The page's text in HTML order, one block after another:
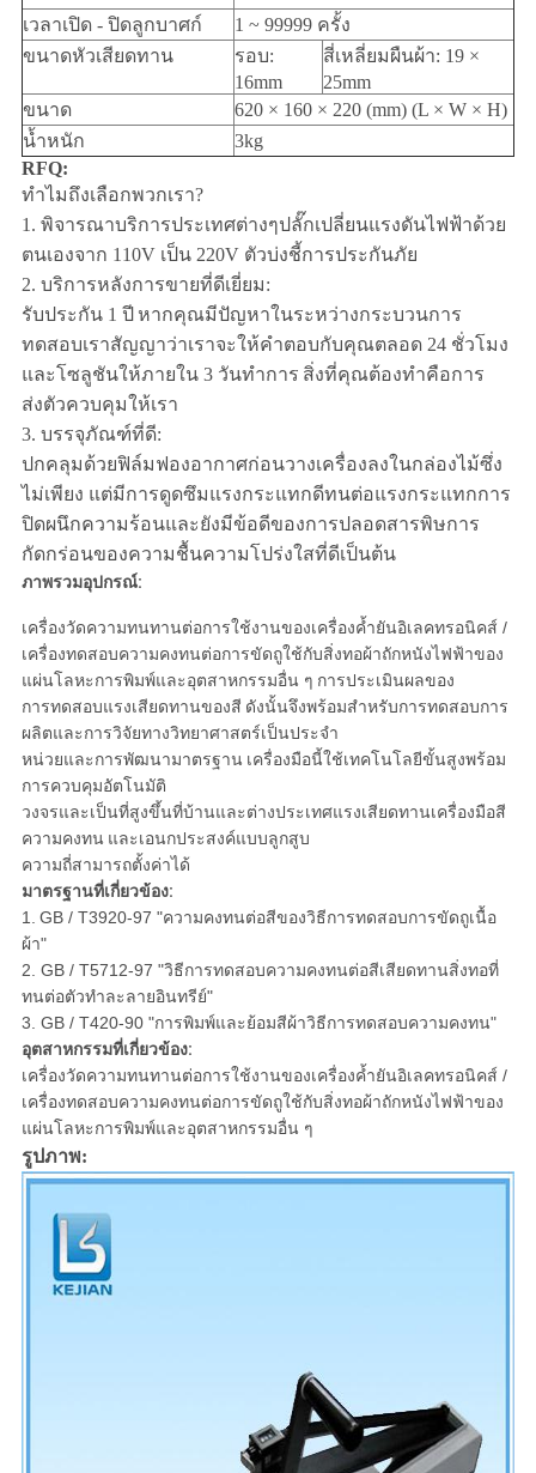
เวลาเปิด - ปิดลูกบาศก์
1 ~ 99999 ครั้ง
ขนาดหัวเสียดทาน
รอบ:
16mm
สี่เหลี่ยมผืนผ้า: 19 ×
25mm
ขนาด
620 × 160 × 220 (mm) (L × W × H)
น้ำหนัก
3kg
RFQ:
ทำไมถึงเลือกพวกเรา?
1. พิจารณาบริการประเทศต่างๆปลั๊กเปลี่ยนแรงดันไฟฟ้าด้วย
ตนเองจาก 110V เป็น 220V ตัวบ่งชี้การประกันภัย
2. บริการหลังการขายที่ดีเยี่ยม:
รับประกัน 1 ปี หากคุณมีปัญหาในระหว่างกระบวนการ
ทดสอบเราสัญญาว่าเราจะให้คำตอบกับคุณตลอด 24 ชั่วโมง
และโซลูชันให้ภายใน 3 วันทำการ สิ่งที่คุณต้องทำคือการ
ส่งตัวควบคุมให้เรา
3. บรรจุภัณฑ์ที่ดี:
ปกคลุมด้วยฟิล์มฟองอากาศก่อนวางเครื่องลงในกล่องไม้ซึ่ง
ไม่เพียง แต่มีการดูดซึมแรงกระแทกดีทนต่อแรงกระแทกการ
ปิดผนึกความร้อนและยังมีข้อดีของการปลอดสารพิษการ
กัดกร่อนของความชื้นความโปร่งใสที่ดีเป็นต้น
ภาพรวมอุปกรณ์:
เครื่องวัดความทนทานต่อการใช้งานของเครื่องค้ำยันอิเลคทรอนิคส์ /
เครื่องทดสอบความคงทนต่อการขัดถูใช้กับสิ่งทอผ้าถักหนังไฟฟ้าของ
แผ่นโลหะการพิมพ์และอุตสาหกรรมอื่น ๆ การประเมินผลของ
การทดสอบแรงเสียดทานของสี ดังนั้นจึงพร้อมสำหรับการทดสอบการ
ผลิตและการวิจัยทางวิทยาศาสตร์เป็นประจำ
หน่วยและการพัฒนามาตรฐาน เครื่องมือนี้ใช้เทคโนโลยีขั้นสูงพร้อม
การควบคุมอัตโนมัติ
วงจรและเป็นที่สูงขึ้นที่บ้านและต่างประเทศแรงเสียดทานเครื่องมือสี
ความคงทน และเอนกประสงค์แบบลูกสูบ
ความถี่สามารถตั้งค่าได้
มาตรฐานที่เกี่ยวข้อง:
1. GB / T3920-97 "ความคงทนต่อสีของวิธีการทดสอบการขัดถูเนื้อ
ผ้า"
2. GB / T5712-97 "วิธีการทดสอบความคงทนต่อสีเสียดทานสิ่งทอที่
ทนต่อตัวทำละลายอินทรีย์"
3. GB / T420-90 "การพิมพ์และย้อมสีผ้าวิธีการทดสอบความคงทน"
อุตสาหกรรมที่เกี่ยวข้อง:
เครื่องวัดความทนทานต่อการใช้งานของเครื่องค้ำยันอิเลคทรอนิคส์ /
เครื่องทดสอบความคงทนต่อการขัดถูใช้กับสิ่งทอผ้าถักหนังไฟฟ้าของ
แผ่นโลหะการพิมพ์และอุตสาหกรรมอื่น ๆ
รูปภาพ: